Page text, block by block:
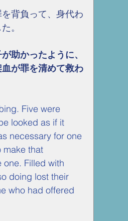
背負って、身代わ
。
助かったように、
が罪を清めて救わ
Five were
looked as if it
necessary for one
make that
Filled with
doing lost their
who had offered